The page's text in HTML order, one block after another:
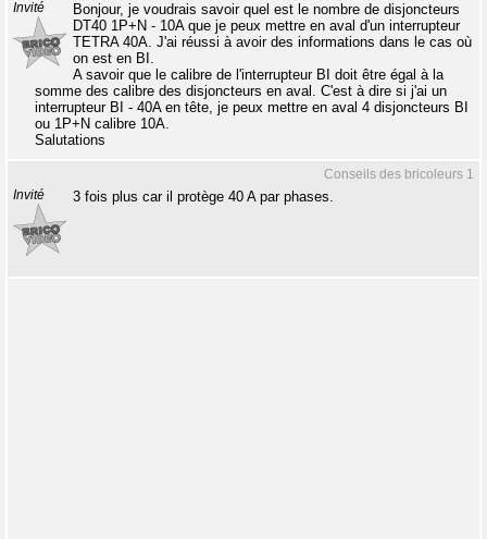
Invité
Bonjour, je voudrais savoir quel est le nombre de disjoncteurs
DT40 1P+N - 10A que je peux mettre en aval d'un interrupteur
TETRA 40A. J'ai réussi à avoir des informations dans le cas où
on est en BI.
A savoir que le calibre de l'interrupteur BI doit être égal à la
somme des calibre des disjoncteurs en aval. C'est à dire si j'ai un
interrupteur BI - 40A en tête, je peux mettre en aval 4 disjoncteurs BI
ou 1P+N calibre 10A.
Salutations
Conseils des bricoleurs 1
Invité 3 fois plus car il protège 40 A par phases.